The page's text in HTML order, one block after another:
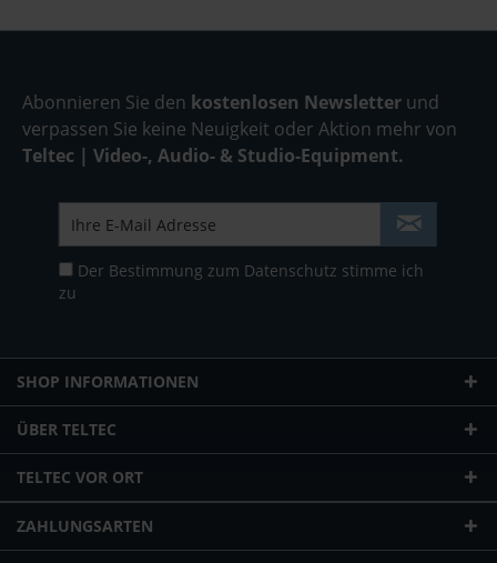
Abonnieren Sie den kostenlosen Newsletter und
verpassen Sie keine Neuigkeit oder Aktion mehr von
Teltec | Video-, Audio- & Studio-Equipment.
Der Bestimmung zum Datenschutz stimme ich
zu
SHOP INFORMATIONEN
ÜBER TELTEC
TELTEC VOR ORT
ZAHLUNGSARTEN